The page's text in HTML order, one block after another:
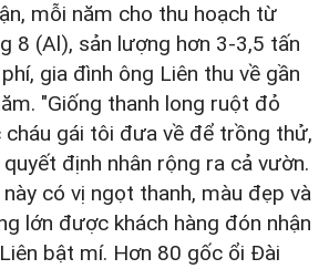
mỗi năm cho thu hoạch từ
8 (Al), sản lượng hơn 3-3,5 tấn
gia đình ông Liên thu về gần
"Giống thanh long ruột đỏ
cháu gái tôi đưa về để trồng thử,
định nhân rộng ra cả vườn.
có vị ngọt thanh, màu đẹp và
lớn được khách hàng đón nhận
bật mí. Hơn 80 gốc ổi Đài